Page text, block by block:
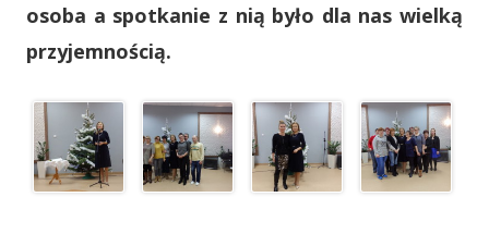
osoba a spotkanie z nią było dla nas wielką
przyjemnością.